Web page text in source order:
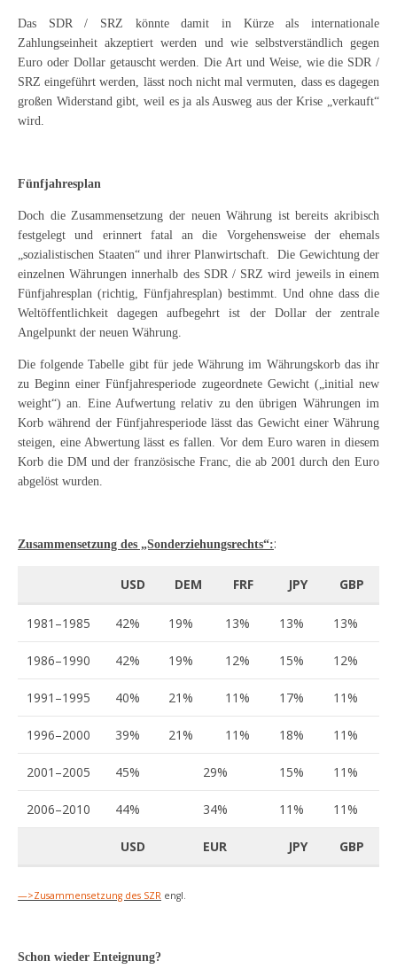
Das SDR / SRZ könnte damit in Kürze als internationale
Zahlungseinheit akzeptiert werden und wie selbstverständlich gegen
Euro oder Dollar getauscht werden. Die Art und Weise, wie die SDR /
SRZ eingeführt werden, lässt noch nicht mal vermuten, dass es dagegen
großen Widerstand gibt, weil es ja als Ausweg aus der Krise „verkauft“
wird.
Fünfjahresplan
Doch die Zusammensetzung der neuen Währung ist bereits akribisch
festgelegt und erinnert fatal an die Vorgehensweise der ehemals
„sozialistischen Staaten“ und ihrer Planwirtschaft. Die Gewichtung der
einzelnen Währungen innerhalb des SDR / SRZwird jeweils in einem
Fünfjahresplan (richtig, Fünfjahresplan) bestimmt. Und ohne dass die
Weltöffentlichkeit dagegen aufbegehrt ist der Dollar der zentrale
Angelpunkt der neuen Währung.
Die folgende Tabelle gibt für jede Währung im Währungskorb das ihr
zu Beginn einer Fünfjahresperiode zugeordnete Gewicht („initial new
weight“) an. Eine Aufwertung relativ zu den übrigen Währungen im
Korb während der Fünfjahresperiode lässt das Gewicht einer Währung
steigen, eine Abwertung lässt es fallen. Vor dem Euro waren in diesem
Korb die DM und der französische Franc, die ab 2001 durch den Euro
abgelöst wurden.
Zusammensetzung des „Sonderziehungsrechts“::
USD DEM FRF JPY GBP
1981–1985 42% 19% 13% 13% 13%
1986–1990 42% 19% 12% 15% 12%
1991–1995 40% 21% 11% 17% 11%
1996–2000 39% 21% 11% 18% 11%
2001–2005 45% 29% 15% 11%
2006–2010 44% 34% 11% 11%
USD EUR JPY GBP
—>Zusammensetzung des SZR engl.
Schon wieder Enteignung?